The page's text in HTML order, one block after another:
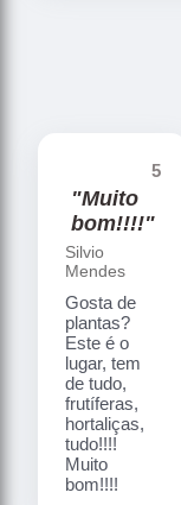
5
"Muito
bom!!!!"
Silvio
Mendes
Gosta de
plantas?
Este é o
lugar, tem
de tudo,
frutíferas,
hortaliças,
tudo!!!!
Muito
bom!!!!